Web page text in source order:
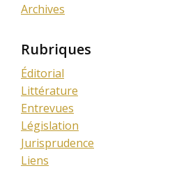
Archives
Rubriques
Éditorial
Littérature
Entrevues
Législation
Jurisprudence
Liens